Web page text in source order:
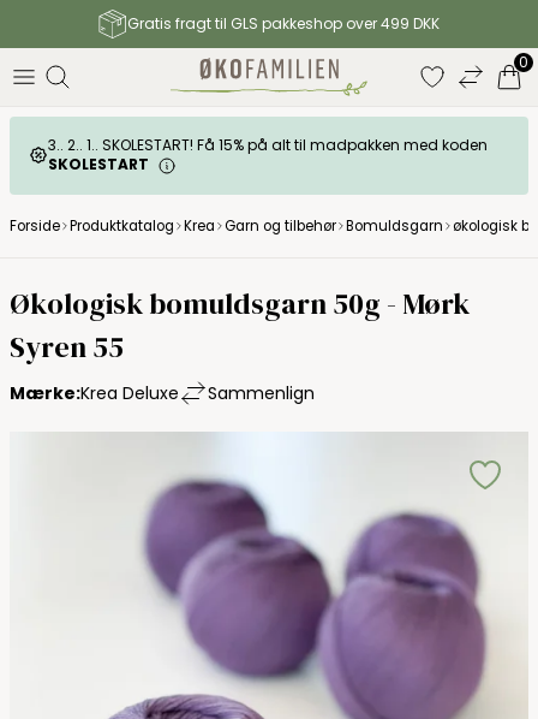
Gratis fragt til GLS pakkeshop over 499 DKK
0
3.. 2.. 1.. SKOLESTART! Få 15% på alt til madpakken med koden
SKOLESTART
Forside Produktkatalog Krea Garn og tilbehør Bomuldsgarn økologisk
Økologisk bomuldsgarn 50g - Mørk
Syren 55
Mærke:Krea Deluxe Sammenlign